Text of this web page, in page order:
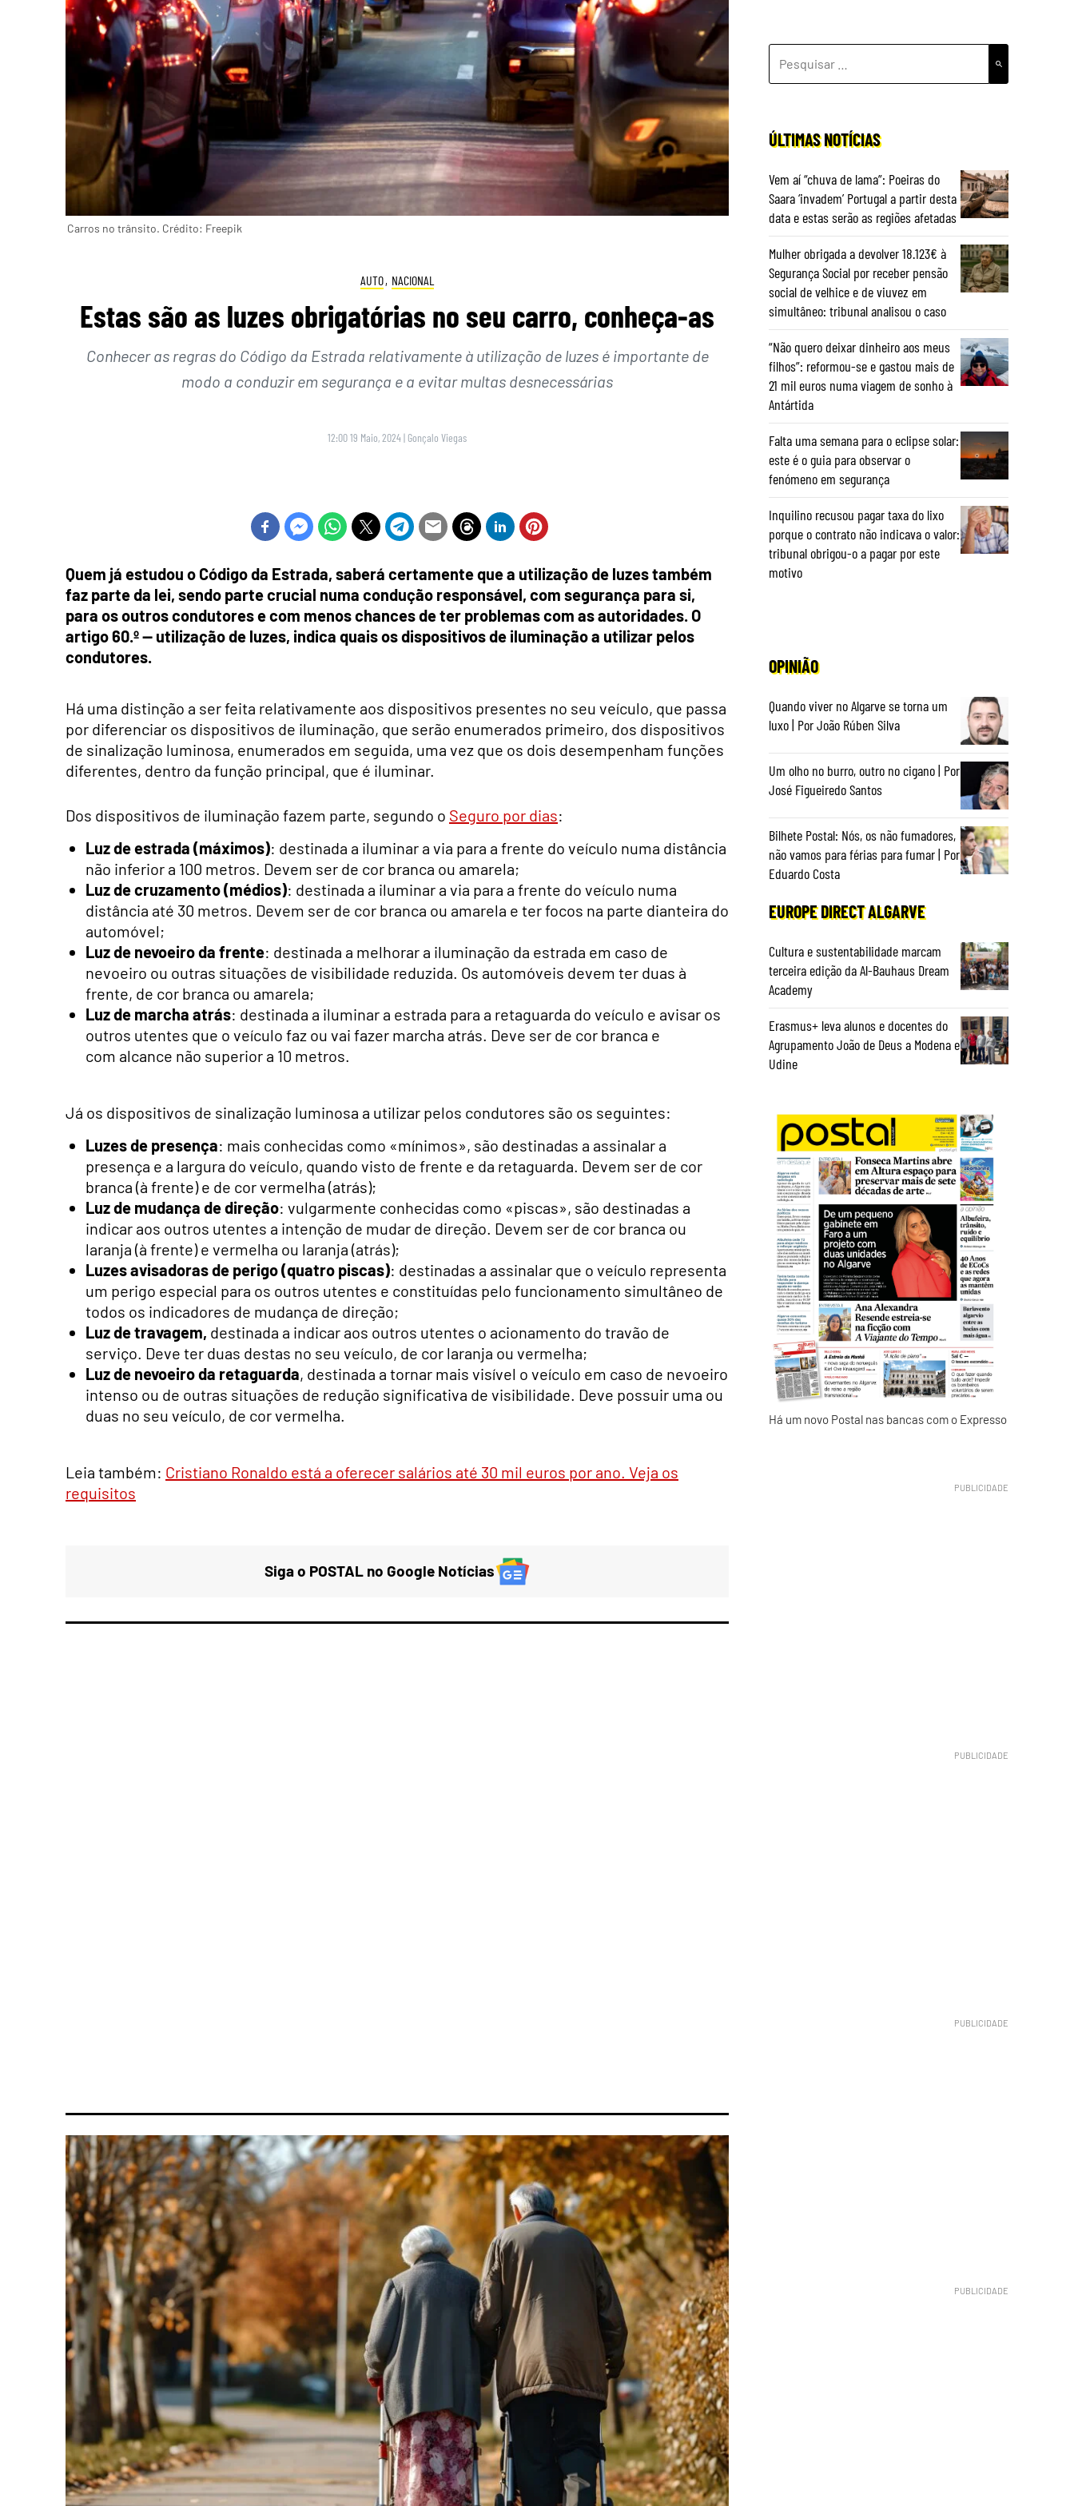
Carros no trânsito. Crédito: Freepik
AUTO, NACIONAL
Estas são as luzes obrigatórias no seu carro, conheça-as
Conhecer as regras do Código da Estrada relativamente à utilização de luzes é importante de
modo a conduzir em segurança e a evitar multas desnecessárias
12:00 19 Maio, 2024| Gonçalo Viegas
Quem já estudou o Código da Estrada, saberá certamente que a utilização de luzes também
faz parte da lei, sendo parte crucial numa condução responsável, com segurança para si,
para os outros condutores e com menos chances de ter problemas com as autoridades. O
artigo 60.º — utilização de luzes, indica quais os dispositivos de iluminação a utilizar pelos
condutores.
Há uma distinção a ser feita relativamente aos dispositivos presentes no seu veículo, que passa
por diferenciar os dispositivos de iluminação, que serão enumerados primeiro, dos dispositivos
de sinalização luminosa, enumerados em seguida, uma vez que os dois desempenham funções
diferentes, dentro da função principal, que é iluminar.
Dos dispositivos de iluminação fazem parte, segundo o Seguro por dias:
Luz de estrada (máximos): destinada a iluminar a via para a frente do veículo numa distância
não inferior a 100 metros. Devem ser de cor branca ou amarela;
Luz de cruzamento (médios): destinada a iluminar a via para a frente do veículo numa
distância até 30 metros. Devem ser de cor branca ou amarela e ter focos na parte dianteira do
automóvel;
Luz de nevoeiro da frente: destinada a melhorar a iluminação da estrada em caso de
nevoeiro ou outras situações de visibilidade reduzida. Os automóveis devem ter duas à
frente, de cor branca ou amarela;
Luz de marcha atrás: destinada a iluminar a estrada para a retaguarda do veículo e avisar os
outros utentes que o veículo faz ou vai fazer marcha atrás. Deve ser de cor branca e
com alcance não superior a 10 metros.
Já os dispositivos de sinalização luminosa a utilizar pelos condutores são os seguintes:
Luzes de presença: mais conhecidas como «mínimos», são destinadas a assinalar a
presença e a largura do veículo, quando visto de frente e da retaguarda. Devem ser de cor
branca (à frente) e de cor vermelha (atrás);
Luz de mudança de direção: vulgarmente conhecidas como «piscas», são destinadas a
indicar aos outros utentes a intenção de mudar de direção. Devem ser de cor branca ou
laranja (à frente) e vermelha ou laranja (atrás);
Luzes avisadoras de perigo (quatro piscas): destinadas a assinalar que o veículo representa
um perigo especial para os outros utentes e constituídas pelo funcionamento simultâneo de
todos os indicadores de mudança de direção;
Luz de travagem, destinada a indicar aos outros utentes o acionamento do travão de
serviço. Deve ter duas destas no seu veículo, de cor laranja ou vermelha;
Luz de nevoeiro da retaguarda, destinada a tornar mais visível o veículo em caso de nevoeiro
intenso ou de outras situações de redução significativa de visibilidade. Deve possuir uma ou
duas no seu veículo, de cor vermelha.
Leia também: Cristiano Ronaldo está a oferecer salários até 30 mil euros por ano. Veja os
requisitos
Siga o POSTAL no Google Notícias
POR:
ÚLTIMAS NOTÍCIAS
Vem aí “chuva de lama”: Poeiras do
Saara ‘invadem’ Portugal a partir desta
data e estas serão as regiões afetadas
Mulher obrigada a devolver 18.123€ à
Segurança Social por receber pensão
social de velhice e de viuvez em
simultâneo: tribunal analisou o caso
“Não quero deixar dinheiro aos meus
filhos”: reformou-se e gastou mais de
21 mil euros numa viagem de sonho à
Antártida
Falta uma semana para o eclipse solar:
este é o guia para observar o
fenómeno em segurança
Inquilino recusou pagar taxa do lixo
porque o contrato não indicava o valor:
tribunal obrigou-o a pagar por este
motivo
OPINIÃO
Quando viver no Algarve se torna um
luxo | Por João Rúben Silva
Um olho no burro, outro no cigano | Por
José Figueiredo Santos
Bilhete Postal: Nós, os não fumadores,
não vamos para férias para fumar | Por
Eduardo Costa
EUROPE DIRECT ALGARVE
Cultura e sustentabilidade marcam
terceira edição da Al-Bauhaus Dream
Academy
Erasmus+ leva alunos e docentes do
Agrupamento João de Deus a Modena e
Udine
Há um novo Postal nas bancas com o Expresso